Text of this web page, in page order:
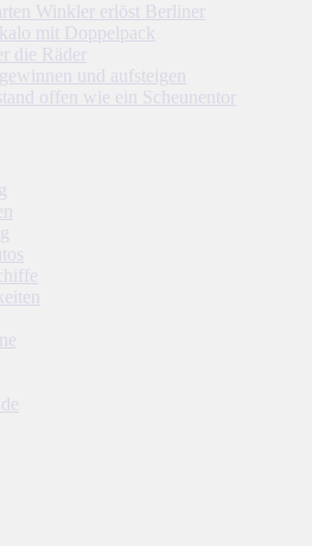
Winkler erlöst Berliner
mit Doppelpack
die Räder
und aufsteigen
offen wie ein Scheunentor